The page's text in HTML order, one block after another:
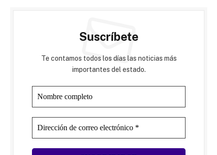
Suscríbete
Te contamos todos los días las noticias más
importantes del estado.